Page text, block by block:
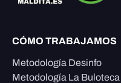
CÓMO TRABAJAMOS
Metodología Desinfo
Metodología La Buloteca